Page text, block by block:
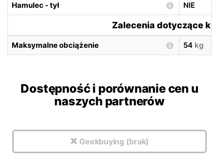
Hamulec - tył NIE
Zalecenia dotyczące
Maksymalne obciążenie 54 kg
Dostępność i porównanie cen u
naszych partnerów
Geekbuying (brak)